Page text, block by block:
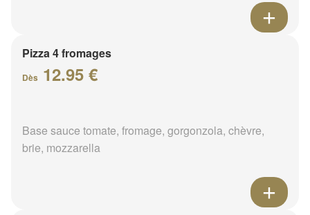
Pizza 4 fromages
Dès 12.95 €
Base sauce tomate, fromage, gorgonzola, chèvre,
brie, mozzarella